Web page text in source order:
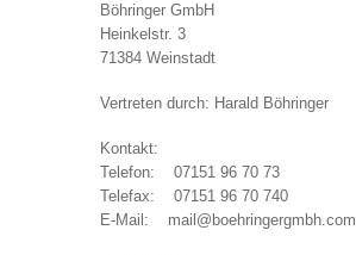
Böhringer GmbH
Heinkelstr. 3
71384 Weinstadt
Vertreten durch: Harald Böhringer
Kontakt:
Telefon: 07151 96 70 73
Telefax: 07151 96 70 740
E-Mail: mail@boehringergmbh.com